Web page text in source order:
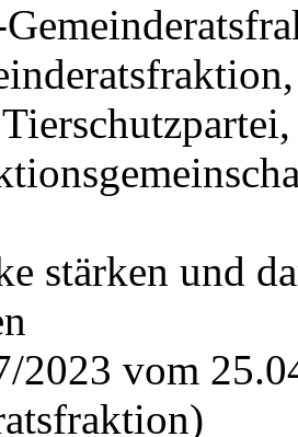
stärken und
2023 vom